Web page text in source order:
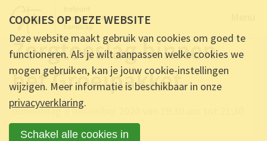
Zorgtoeslag binnen
het Groeipakket
donderdag 3 december 2020 van 19:30 uur tot 21:30
uur
COOKIES OP DEZE WEBSITE
Deze website maakt gebruik van cookies om goed te
functioneren. Als je wilt aanpassen welke cookies we
mogen gebruiken, kan je jouw cookie-instellingen
wijzigen. Meer informatie is beschikbaar in onze
privacyverklaring.
Schakel alle cookies in